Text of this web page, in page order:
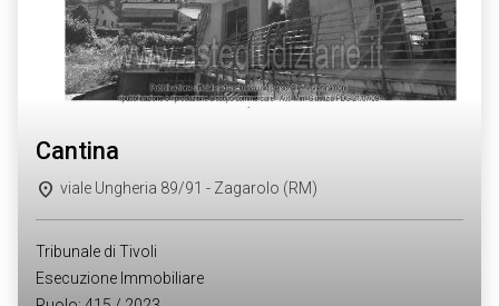
Utilizziamo i cookie per personalizzare contenuti ed
annunci, per fornire funzionalità dei social media e per
analizzare il nostro traffico. Condividiamo inoltre
nostri partner che si occupano di analisi dei dati web,
pubblicità e social media, i quali potrebbero combinarle
cantina
viale Ungheria 89/91 - Zagarolo (RM)
Tribunale di Tivoli
Esecuzione Immobiliare